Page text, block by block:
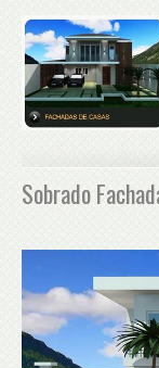
Sobrado